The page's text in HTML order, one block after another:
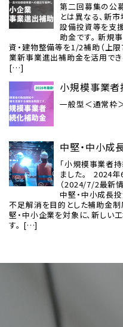
第二回募集の公
とは異なる、新
設備投資等を支
助金です。 新規
資・建物整備等を1/2補助（上
業新事業進出補助金を活用で
[…]
小規模事業
一般型＜通常枠
中堅・中小成
「小規模事業者
ました。 2024
（2024/7/2最新
中堅・中小成長
不足解消を目的とした補助金
堅・中小企業を対象に、新しい
す。 […]